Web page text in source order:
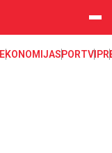
EKONOMIJASPORTVIP